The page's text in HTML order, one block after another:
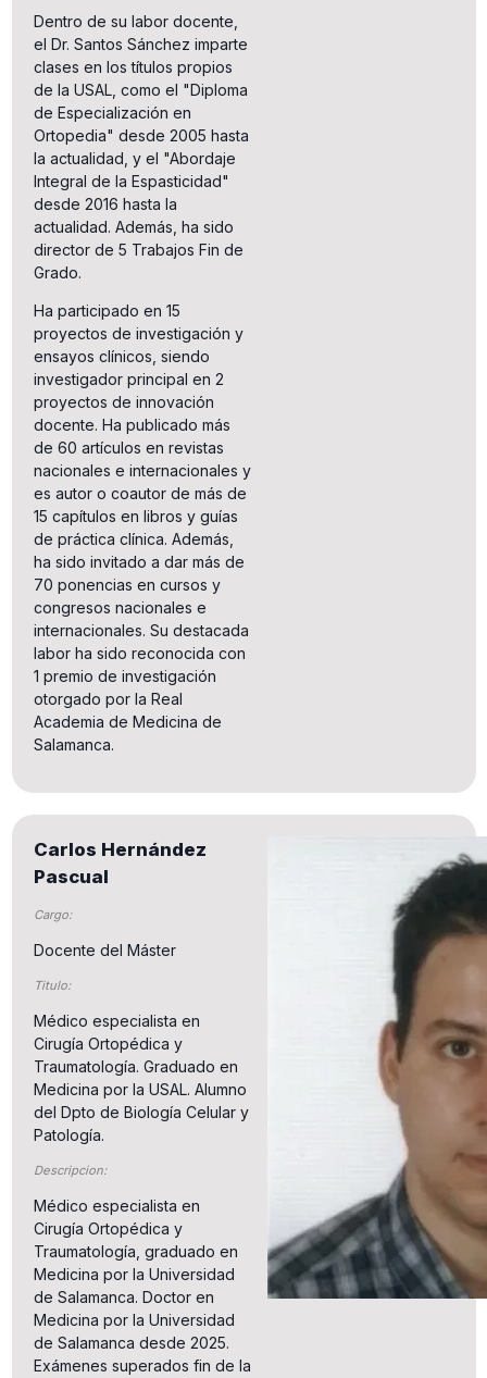
Dentro de su labor docente,
el Dr. Santos Sánchez imparte
clases en los títulos propios
de la USAL, como el "Diploma
de Especialización en
Ortopedia" desde 2005 hasta
la actualidad, y el "Abordaje
Integral de la Espasticidad"
desde 2016 hasta la
actualidad. Además, ha sido
director de 5 Trabajos Fin de
Grado.
Ha participado en 15
proyectos de investigación y
ensayos clínicos, siendo
investigador principal en 2
proyectos de innovación
docente. Ha publicado más
de 60 artículos en revistas
nacionales e internacionales y
es autor o coautor de más de
15 capítulos en libros y guías
de práctica clínica. Además,
ha sido invitado a dar más de
70 ponencias en cursos y
congresos nacionales e
internacionales. Su destacada
labor ha sido reconocida con
1 premio de investigación
otorgado por la Real
Academia de Medicina de
Salamanca.
Carlos Hernández
Pascual
Cargo:
Docente del Máster
Titulo:
Médico especialista en
Cirugía Ortopédica y
Traumatología. Graduado en
Medicina por la USAL. Alumno
del Dpto de Biología Celular y
Patología.
Descripcion:
Médico especialista en
Cirugía Ortopédica y
Traumatología, graduado en
Medicina por la Universidad
de Salamanca. Doctor en
Medicina por la Universidad
de Salamanca desde 2025.
Exámenes superados fin de la